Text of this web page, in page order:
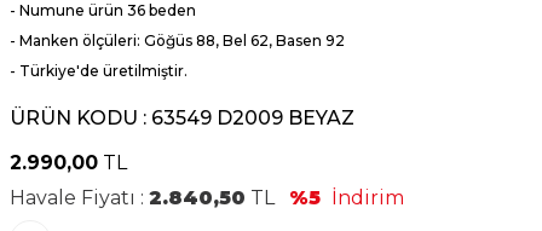
- Numune ürün 36 beden
- Manken ölçüleri: Göğüs 88, Bel 62, Basen 92
- Türkiye'de üretilmiştir.
ÜRÜN KODU : 63549 D2009 BEYAZ
2.990,00 TL
Havale Fiyatı : 2.840,50 TL %5 İndirim